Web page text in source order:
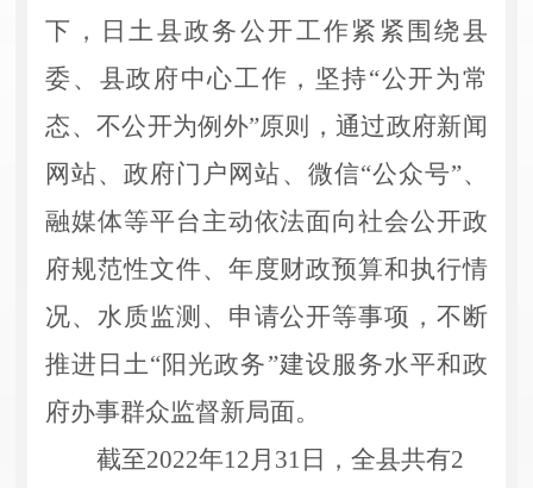
下，日土县政务公开工作紧紧围绕县
委、县政府中心工作，坚持“公开为常
态、不公开为例外”原则，通过政府新闻
网站、政府门户网站、微信“公众号”、
融媒体等平台主动依法面向社会公开政
府规范性文件、年度财政预算和执行情
况、水质监测、申请公开等事项，不断
推进日土“阳光政务”建设服务水平和政
府办事群众监督新局面。
截至2022年12月31日，全县共有2